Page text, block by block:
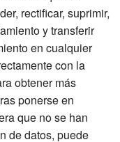
rectificar, suprimir,
y transferir
en cualquier
con la
obtener más
ponerse en
que no se han
de datos, puede